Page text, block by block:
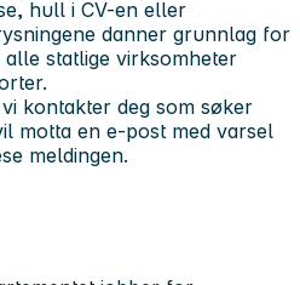
hull i CV-en eller
danner grunnlag for
statlige virksomheter
kontakter deg som søker
motta en e-post med varsel
meldingen.